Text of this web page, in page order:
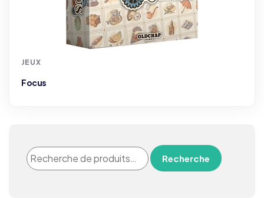
JEUX
Focus
Recherche